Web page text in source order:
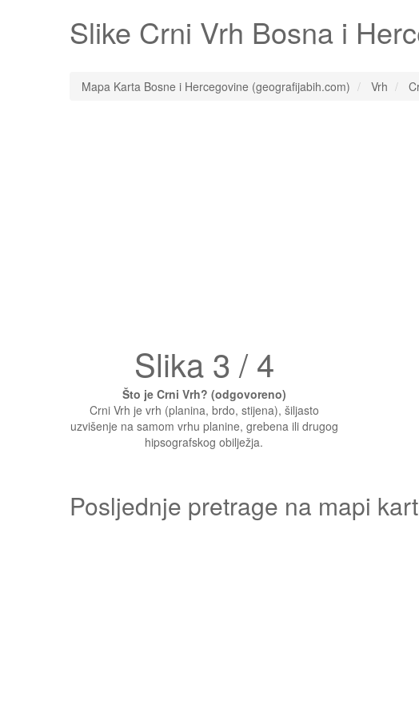
Slike Crni Vrh Bosna i
Mapa Karta Bosne i Hercegovine (geografijabih.com) Vrh
Slika 3 / 4
Što je Crni Vrh? (odgovoreno)
Crni Vrh je vrh (planina, brdo, stijena), šiljasto
uzvišenje na samom vrhu planine, grebena ili drugog
hipsografskog obilježja.
Posljednje pretrage na mapi